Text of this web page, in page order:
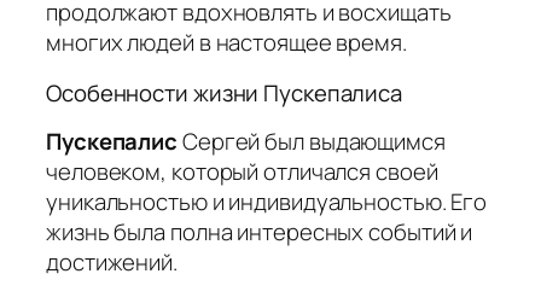
продолжают вдохновлять и восхищать
многих людей в настоящее время.
Особенности жизни Пускепалиса
ПускепалисСергей был выдающимся
человеком, который отличался своей
уникальностью и индивидуальностью. Его
жизнь была полна интересных событий и
достижений.